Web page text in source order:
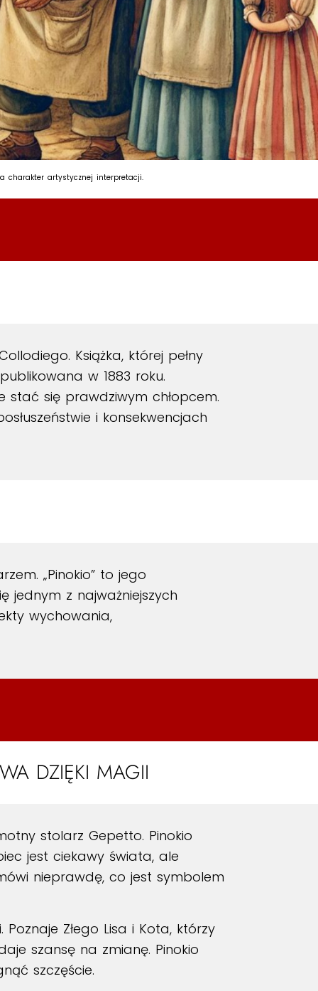
charakter artystycznej interpretacji.
Książka, której pełny
w 1883 roku.
się prawdziwym chłopcem.
i konsekwencjach
„Pinokio” to jego
jednym z najważniejszych
wychowania,
DZIĘKI MAGII
stolarz Gepetto. Pinokio
jest ciekawy świata, ale
nieprawdę, co jest symbolem
Złego Lisa i Kota, którzy
szansę na zmianę. Pinokio
szczęście.